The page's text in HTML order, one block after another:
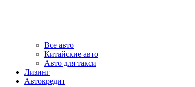
Все авто
Китайские авто
Авто для такси
Лизинг
Автокредит